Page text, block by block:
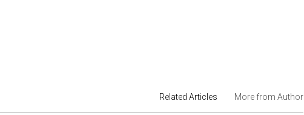
Related Articles More from Author